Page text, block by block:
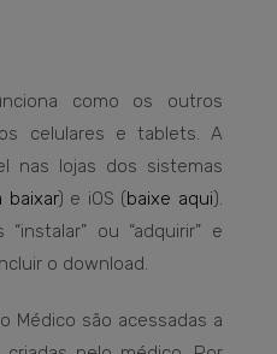
como os outros
celulares e tablets. A
nas lojas dos sistemas
baixar) e iOS (baixe aqui).
ou “adquirir” e
o download.
Médico são acessadas a